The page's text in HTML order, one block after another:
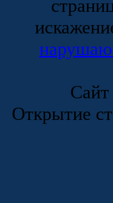
Открытие